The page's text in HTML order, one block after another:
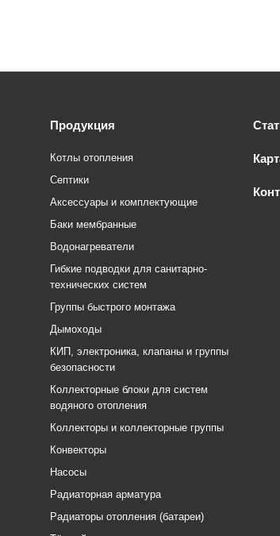
Продукция
Котлы отопления
Септики
Аксессуары и комплектующие
Баки мембранные
Водонагреватели
Гибкие подводки для санитарно-
технических систем
Группы быстрого монтажа
Дымоходы
КИП, электроника, клапаны и группы
безопасности
Коллекторные блоки для систем
водяного отопления
Коллекторы и коллекторные группы
Конвекторы
Насосы
Радиаторная арматура
Радиаторы отопления (батареи)